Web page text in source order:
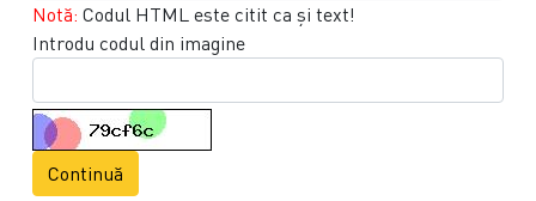
Notă: Codul HTML este citit ca şi text!
Introdu codul din imagine
Continuă